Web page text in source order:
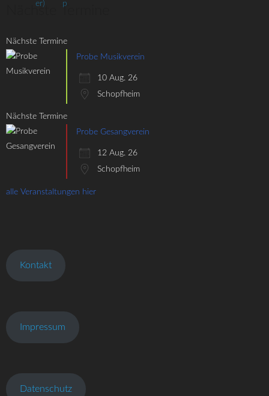
Nächste Termine
Nächste Termine
Probe Musikverein
10 Aug. 26
Schopfheim
Nächste Termine
Probe Gesangverein
12 Aug. 26
Schopfheim
alle Veranstaltungen hier
Kontakt
Impressum
Datenschutz